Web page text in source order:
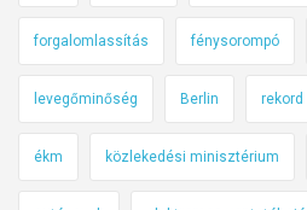
forgalomlassítás fénysorompó
levegőminőség Berlin rekord
ékm közlekedési minisztérium